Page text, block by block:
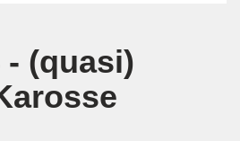
- (quasi)